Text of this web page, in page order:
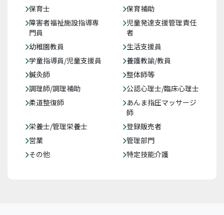
保育士
保育補助
障害者福祉施設指導専
門員
児童発達支援管理責任
者
幼稚園教員
生活支援員
学童指導員/児童支援員
養護教諭/教員
鍼灸師
整体師等
調理師/調理補助
公認心理士/臨床心理士
柔道整復師
あんま指圧マッサージ
師
栄養士/管理栄養士
登録販売者
営業
管理部門
その他
特定技能介護